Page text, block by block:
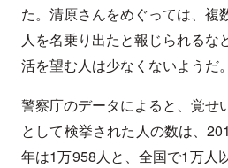
た。清原さんをめぐっては、複
人を名乗り出たと報じられるな
活を望む人は少なくないようだ。
警察庁のデータによると、覚せ
として検挙された人の数は、
年は1万958人と、全国で1万人